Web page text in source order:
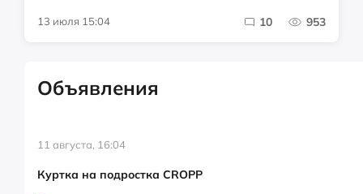
13 июля 15:04 10 953
Объявления
11 августа, 16:04
Куртка на подростка CROPP